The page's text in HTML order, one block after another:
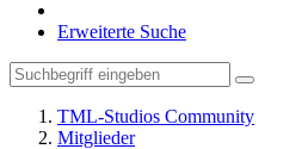
Erweiterte Suche
TML-Studios Community
Mitglieder